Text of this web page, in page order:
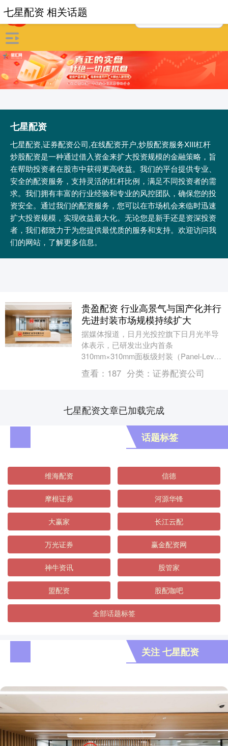
七星配资
七星配资,证券配资公司,在线配资开户,炒股配资服务XIII‌杠杆
炒股配资是一种通过借入资金来扩大投资规模的金融策略，旨
在帮助投资者在股市中获得更高收益。我们的平台提供专业、
安全的配资服务，支持灵活的杠杆比例，满足不同投资者的需
求。我们拥有丰富的行业经验和专业的风控团队，确保您的投
资安全。通过我们的配资服务，您可以在市场机会来临时迅速
扩大投资规模，实现收益最大化。无论您是新手还是资深投资
者，我们都致力于为您提供最优质的服务和支持。欢迎访问我
们的网站，了解更多信息。
七星配资 相关话题
贵盈配资 行业高景气与国产化并行
先进封装市场规模持续扩大
据媒体报道，日月光投控旗下日月光半导
体表示，已研发出业内首条
310mm×310mm面板级封装（Panel-Level
Packaging）自动化产线。该产线实现....
查看： 187 分类： 证券配资公司
七星配资文章已加载完成
话题标签
维海配资 信德
摩根证券 河源华锋
大赢家 长江云配
万光证券 赢金配资网
神牛资讯 股管家
盟配资 股配咖吧
全部话题标签
关注 七星配资